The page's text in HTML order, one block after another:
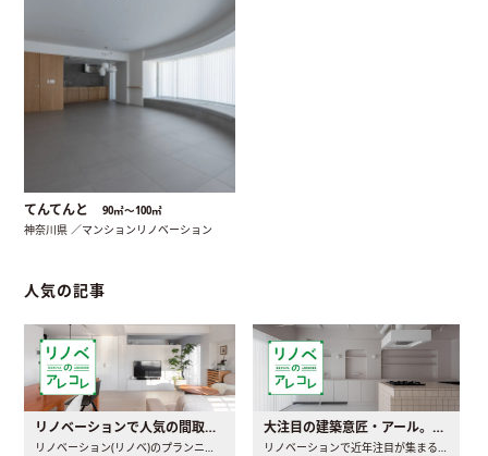
てんてんと 90㎡〜100㎡
神奈川県 ／マンションリノベーション
人気の記事
リノベーションで人気の間取りとは？トレンドの間取りと実例を徹底解説
リノベーション(リノベ)のプランニングで一番最初に決めるのは..
大注目の建築意匠・アール。人気の理由と空間に取り入れるポイント
リノベーションで近年注目が集まる建築意匠の一つであるアール..